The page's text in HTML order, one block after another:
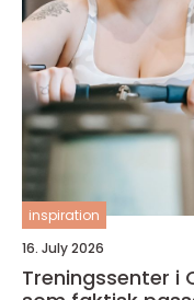
inspiration
16. July 2026
Treningssenter i